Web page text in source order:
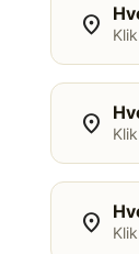
location_on
location_on
location_on